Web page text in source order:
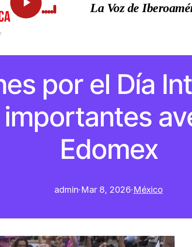
La Voz de
por el Día
Edomex
admin·Mar 8, 2026·México